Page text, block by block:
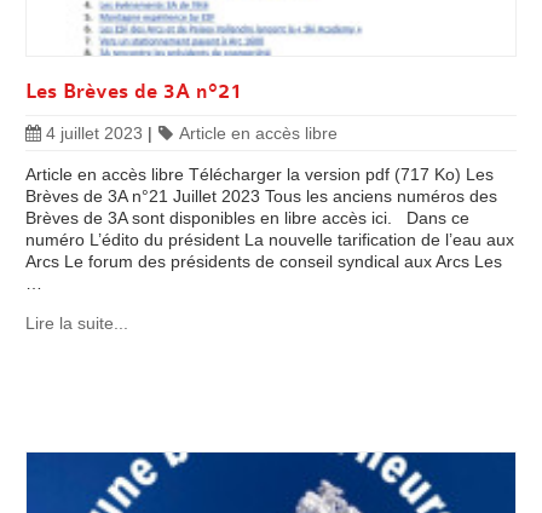
Les Brèves de 3A n°21
4 juillet 2023 | Article en accès libre
Article en accès libre Télécharger la version pdf (717 Ko) Les
Brèves de 3A n°21 Juillet 2023 Tous les anciens numéros des
Brèves de 3A sont disponibles en libre accès ici. Dans ce
numéro L’édito du président La nouvelle tarification de l’eau aux
Arcs Le forum des présidents de conseil syndical aux Arcs Les
Lire la suite...